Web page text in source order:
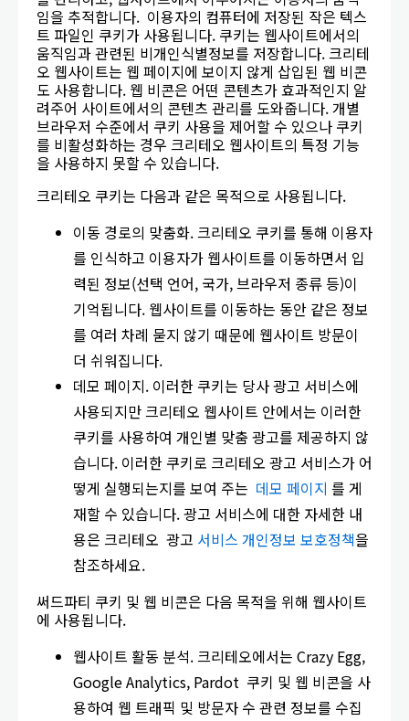
임을 추적합니다. 이용자의 컴퓨터에 저장된 작은 텍스
트 파일인 쿠키가 사용됩니다. 쿠키는 웹사이트에서의
움직임과 관련된 비개인식별정보를 저장합니다. 크리테
오 웹사이트는 웹 페이지에 보이지 않게 삽입된 웹 비콘
도 사용합니다. 웹 비콘은 어떤 콘텐츠가 효과적인지 알
려주어 사이트에서의 콘텐츠 관리를 도와줍니다. 개별
브라우저 수준에서 쿠키 사용을 제어할 수 있으나 쿠키
를 비활성화하는 경우 크리테오 웹사이트의 특정 기능
을 사용하지 못할 수 있습니다.
크리테오 쿠키는 다음과 같은 목적으로 사용됩니다.
이동 경로의 맞춤화. 크리테오 쿠키를 통해 이용자
를 인식하고 이용자가 웹사이트를 이동하면서 입
력된 정보(선택 언어, 국가, 브라우저 종류 등)이
기억됩니다. 웹사이트를 이동하는 동안 같은 정보
를 여러 차례 묻지 않기 때문에 웹사이트 방문이
더 쉬워집니다.
데모 페이지. 이러한 쿠키는 당사 광고 서비스에
사용되지만 크리테오 웹사이트 안에서는 이러한
쿠키를 사용하여 개인별 맞춤 광고를 제공하지 않
습니다. 이러한 쿠키로 크리테오 광고 서비스가 어
떻게 실행되는지를 보여 주는 데모 페이지 를 게
재할 수 있습니다. 광고 서비스에 대한 자세한 내
용은 크리테오 광고 서비스 개인정보 보호정책을
참조하세요.
써드파티 쿠키 및 웹 비콘은 다음 목적을 위해 웹사이트
에 사용됩니다.
웹사이트 활동 분석. 크리테오에서는 Crazy Egg,
Google Analytics, Pardot 쿠키 및 웹 비콘을 사
용하여 웹 트래픽 및 방문자 수 관련 정보를 수집